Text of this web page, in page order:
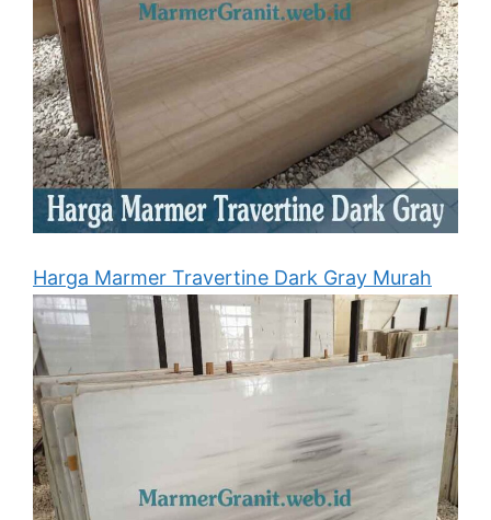
Harga Marmer Travertine Dark Gray Murah